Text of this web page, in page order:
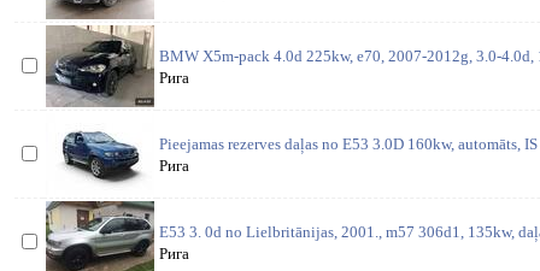
BMW X5m-pack 4.0d 225kw, e70, 2007-2012g, 3.0-
Рига
Pieejamas rezerves daļas no E53 3.0D 160kw, automāts,
Рига
E53 3. 0d no Lielbritānijas, 2001., m57 306d1, 135kw,
Рига